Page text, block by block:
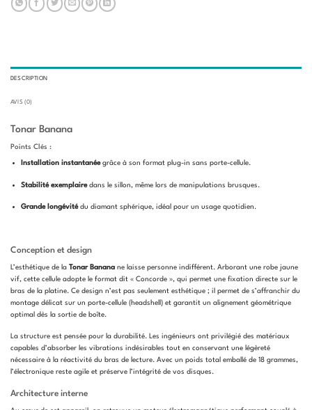
DESCRIPTION
AVIS (0)
Tonar Banana
Points Clés :
Installation instantanéegrâce à son format plug-in sans porte-cellule.
Stabilité exemplairedans le sillon, même lors de manipulations brusques.
Grande longévitédu diamant sphérique, idéal pour un usage quotidien.
Conception et design
L’esthétique de la Tonar Banana ne laisse personne indifférent. Arborant une robe jaune
vif, cette cellule adopte le format dit « Concorde », qui permet une fixation directe sur le
bras de la platine. Ce design n’est pas seulement esthétique ; il permet de s’affranchir du
montage délicat sur un porte-cellule (headshell) et garantit un alignement géométrique
optimal dès la sortie de boîte.
La structure est pensée pour la durabilité. Les ingénieurs ont privilégié des matériaux
capables d’absorber les vibrations indésirables tout en conservant une légèreté
nécessaire à la réactivité du bras de lecture. Avec un poids total emballé de 18 grammes,
l’électronique reste agile et préserve l’intégrité de vos disques.
Architecture interne